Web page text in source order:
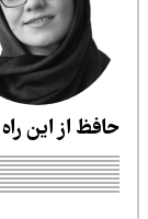
از این راه